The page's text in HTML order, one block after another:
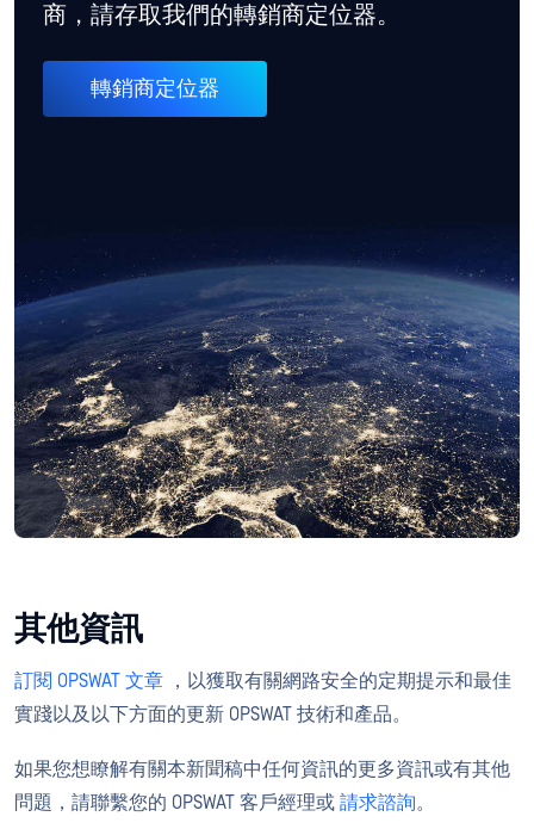
商，請存取我們的轉銷商定位器。
轉銷商定位器
其他資訊
訂閱 OPSWAT 文章 ，以獲取有關網路安全的定期提示和最佳
實踐以及以下方面的更新 OPSWAT 技術和產品。
如果您想瞭解有關本新聞稿中任何資訊的更多資訊或有其他
問題，請聯繫您的 OPSWAT 客戶經理或 請求諮詢。